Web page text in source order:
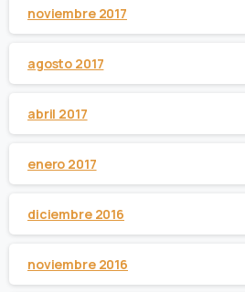
noviembre 2017
agosto 2017
abril 2017
enero 2017
diciembre 2016
noviembre 2016